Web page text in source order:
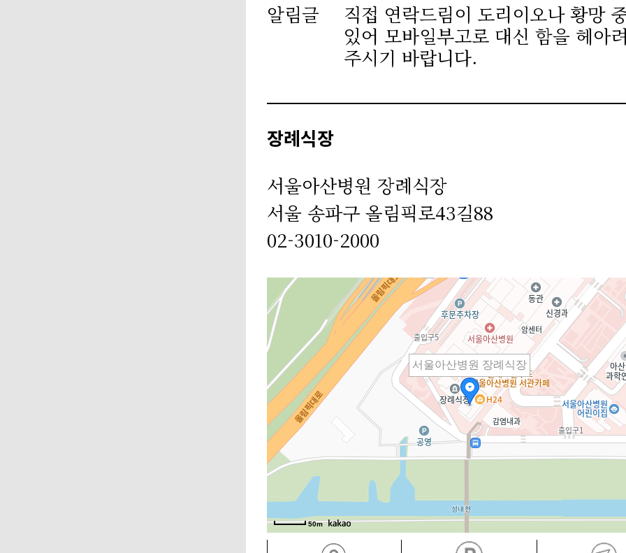
알림글
직접 연락드림이 도리이오나 황망
있어 모바일부고로 대신 함을 헤아
주시기 바랍니다.
장례식장
서울아산병원 장례식장
서울 송파구 올림픽로43길88
02-3010-2000
서울아산병원 장례식장
50m